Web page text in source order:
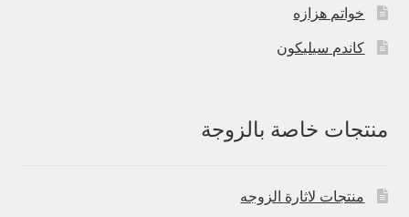
خواتم هزازه
كاندم سيليكون
منتجات خاصة بالزوجة
منتجات لاثارة الزوجه